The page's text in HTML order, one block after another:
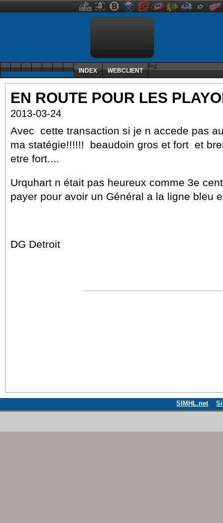
ï»¿
INDEX WEBCLIENT
EN ROUTE POUR LES
2013-03-24
Avec cette transaction si je n accede pas
ma statégie!!!!!! beaudoin gros et fort et
etre fort....
Urquhart n était pas heureux comme 3e
payer pour avoir un Général a la ligne bleu
DG Detroit
SIMHL.net